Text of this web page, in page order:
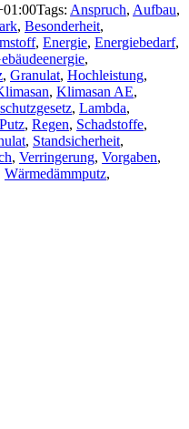
Tags: Anspruch, Aufbau,
, Besonderheit,
, Energie, Energiebedarf,
,
, Granulat, Hochleistung,
, Klimasan AE,
, Lambda,
Putz, Regen, Schadstoffe,
, Standsicherheit,
, Verringerung, Vorgaben,
Wärmedämmputz,